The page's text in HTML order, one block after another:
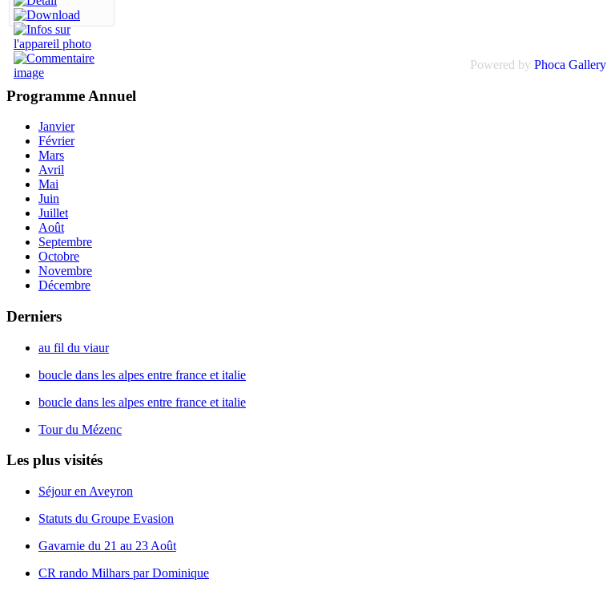
Powered by Phoca Gallery
Programme Annuel
Janvier
Février
Mars
Avril
Mai
Juin
Juillet
Août
Septembre
Octobre
Novembre
Décembre
Derniers
au fil du viaur
boucle dans les alpes entre france et italie
boucle dans les alpes entre france et italie
Tour du Mézenc
Les plus visités
Séjour en Aveyron
Statuts du Groupe Evasion
Gavarnie du 21 au 23 Août
CR rando Milhars par Dominique